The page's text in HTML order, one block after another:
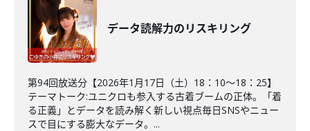
データ読解力のリスキリング
第94回放送分【2026年1月17日（土）18：10～18：25】
テーマトーク:ユニクロも参入する古着ブームの正体。「着
る正義」とデータを読み解く新しい視点毎日SNSやニュー
スで目にする膨大なデータ。...